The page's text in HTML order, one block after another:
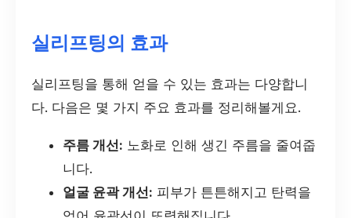
실리프팅의 효과
실리프팅을 통해 얻을 수 있는 효과는 다양합니
다. 다음은 몇 가지 주요 효과를 정리해볼게요.
주름 개선: 노화로 인해 생긴 주름을 줄여줍
니다.
얼굴 윤곽 개선: 피부가 튼튼해지고 탄력을